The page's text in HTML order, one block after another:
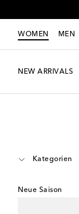
WOMEN MEN
NEW ARRIVALS
Kategorien
Neue Saison